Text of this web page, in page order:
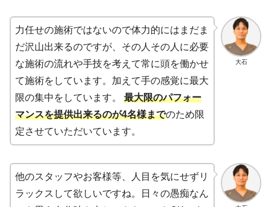
大石
力任せの施術ではないので体力的にはまだま
だ沢山出来るのですが、その人その人に必要
な施術の流れや手技を考えて常に頭を働かせ
て施術をしています。加えて手の感覚に最大
限の集中をしています。 最大限のパフォー
マンスを提供出来るのが4名様までのため限
定させていただいています。
他のスタッフやお客様等、人目を気にせずリ
ラックスして欲しいですね。日々の愚痴なん